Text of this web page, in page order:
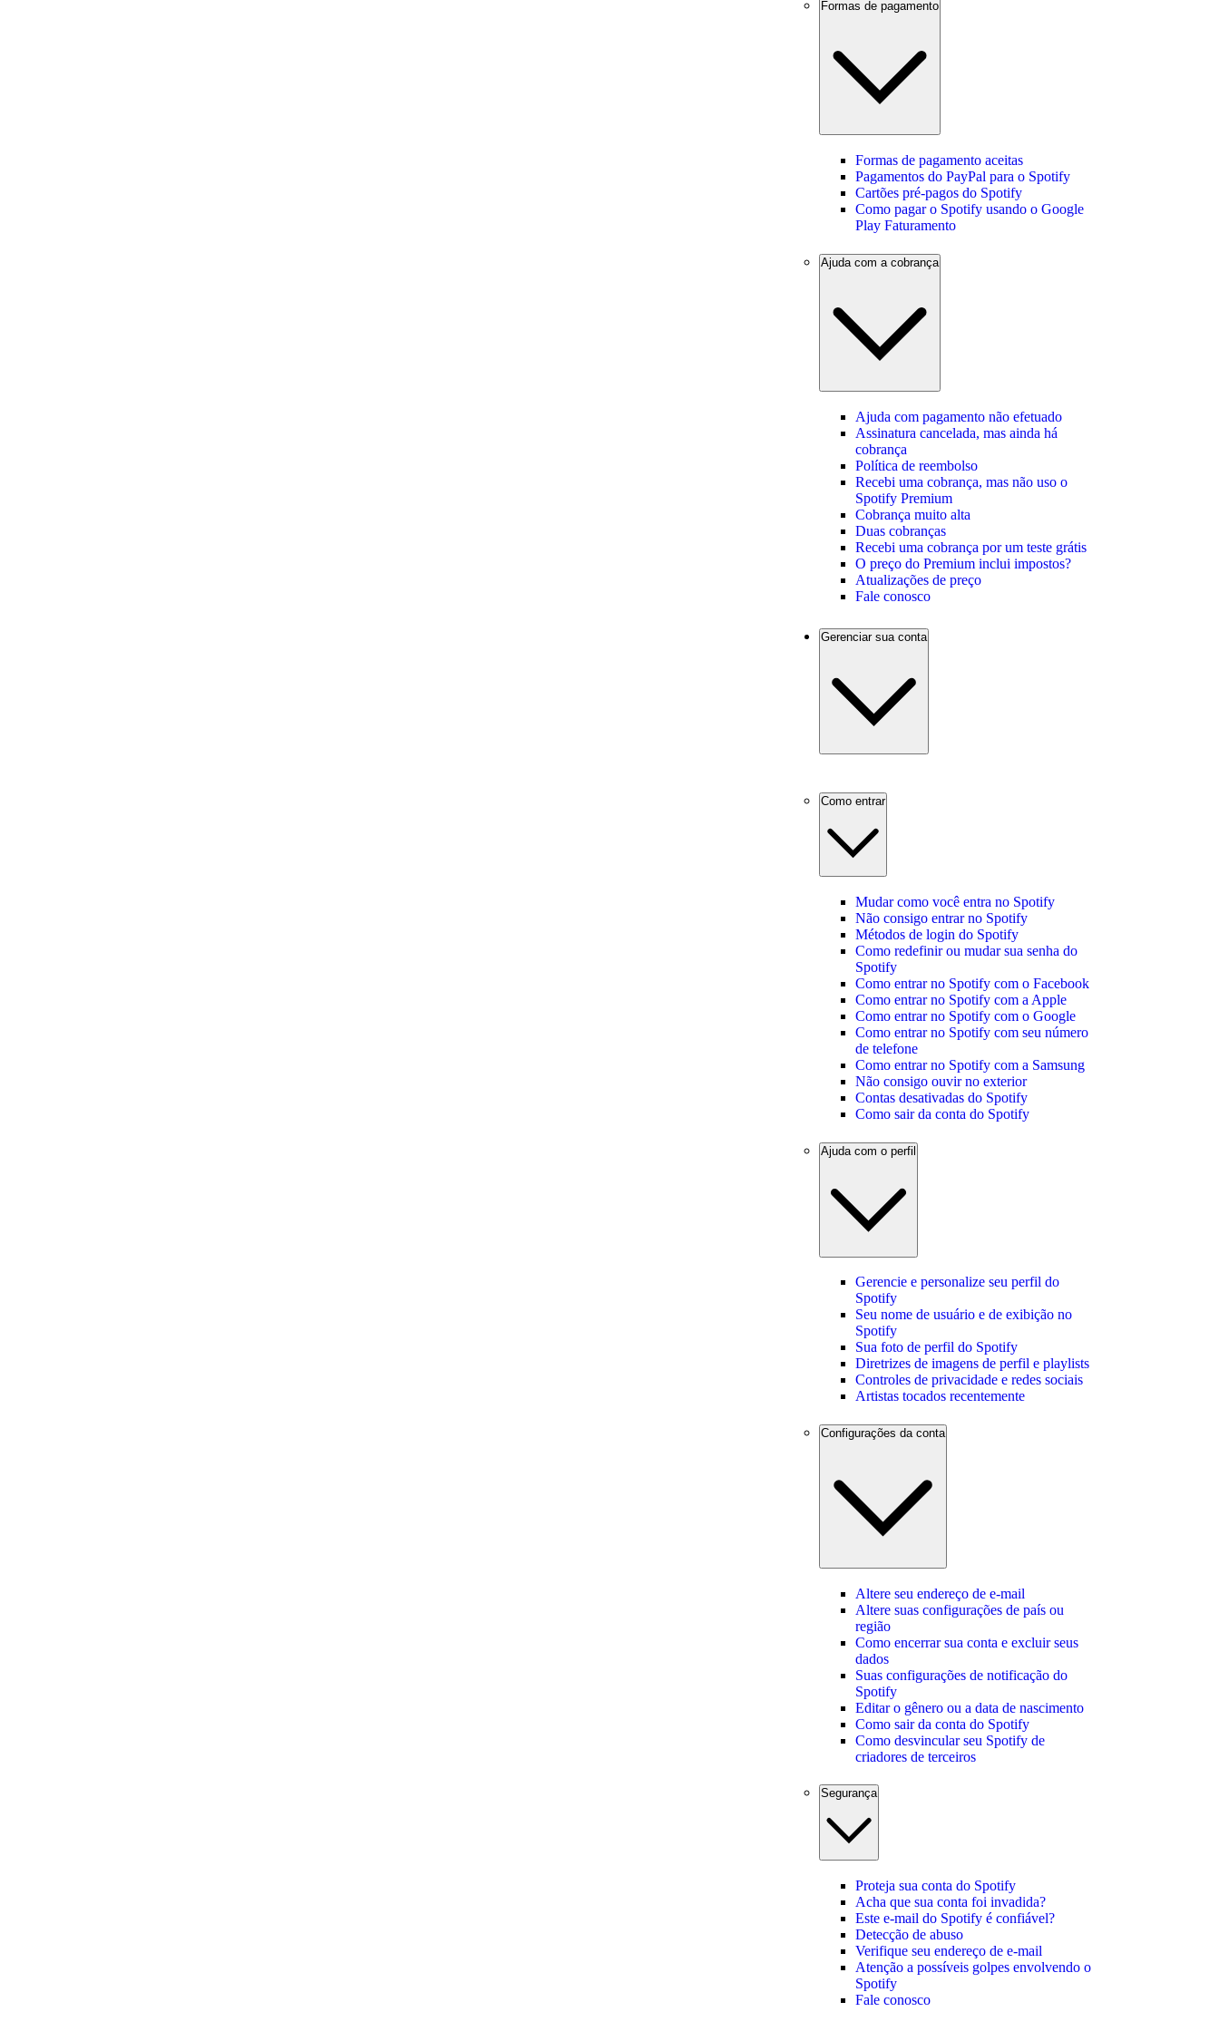
Formas de pagamento
Formas de pagamento aceitas
Pagamentos do PayPal para o Spotify
Cartões pré-pagos do Spotify
Como pagar o Spotify usando o Google
Play Faturamento
Ajuda com a cobrança
Ajuda com pagamento não efetuado
Assinatura cancelada, mas ainda há
cobrança
Política de reembolso
Recebi uma cobrança, mas não uso o
Spotify Premium
Cobrança muito alta
Duas cobranças
Recebi uma cobrança por um teste grátis
O preço do Premium inclui impostos?
Atualizações de preço
Fale conosco
Gerenciar sua conta
Como entrar
Mudar como você entra no Spotify
Não consigo entrar no Spotify
Métodos de login do Spotify
Como redefinir ou mudar sua senha do
Spotify
Como entrar no Spotify com o Facebook
Como entrar no Spotify com a Apple
Como entrar no Spotify com o Google
Como entrar no Spotify com seu número
de telefone
Como entrar no Spotify com a Samsung
Não consigo ouvir no exterior
Contas desativadas do Spotify
Como sair da conta do Spotify
Ajuda com o perfil
Gerencie e personalize seu perfil do
Spotify
Seu nome de usuário e de exibição no
Spotify
Sua foto de perfil do Spotify
Diretrizes de imagens de perfil e playlists
Controles de privacidade e redes sociais
Artistas tocados recentemente
Configurações da conta
Altere seu endereço de e‑mail
Altere suas configurações de país ou
região
Como encerrar sua conta e excluir seus
dados
Suas configurações de notificação do
Spotify
Editar o gênero ou a data de nascimento
Como sair da conta do Spotify
Como desvincular seu Spotify de
criadores de terceiros
Segurança
Proteja sua conta do Spotify
Acha que sua conta foi invadida?
Este e-mail do Spotify é confiável?
Detecção de abuso
Verifique seu endereço de e-mail
Atenção a possíveis golpes envolvendo o
Spotify
Fale conosco